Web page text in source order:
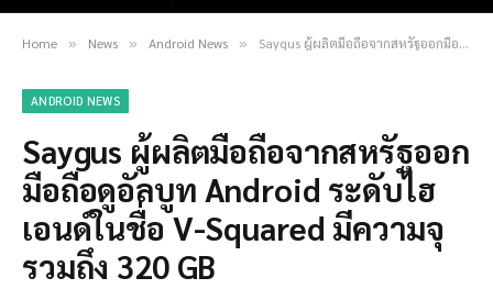
Home » News » Android News » Saygus ผู้ผลิตมือถือจากสหรัฐออกมือถือดูอัลบูท Android ระดับไฮเอนด์ในชื่อ V-Squared มีความจุรวมถึง 320 GB
ANDROID NEWS
Saygus ผู้ผลิตมือถือจากสหรัฐออก
มือถือดูอัลบูท Android ระดับไฮ
เอนด์ในชื่อ V-Squared มีความจุ
รวมถึง 320 GB